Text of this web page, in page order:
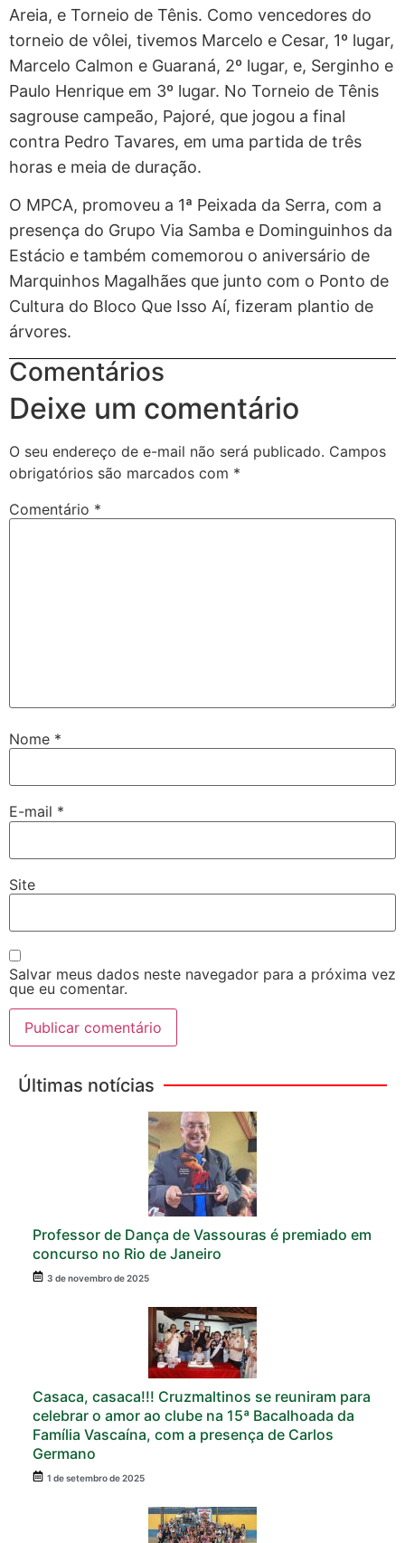
Areia, e Torneio de Tênis. Como vencedores do
torneio de vôlei, tivemos Marcelo e Cesar, 1º lugar,
Marcelo Calmon e Guaraná, 2º lugar, e, Serginho e
Paulo Henrique em 3º lugar. No Torneio de Tênis
sagrouse campeão, Pajoré, que jogou a final
contra Pedro Tavares, em uma partida de três
horas e meia de duração.
O MPCA, promoveu a 1ª Peixada da Serra, com a
presença do Grupo Via Samba e Dominguinhos da
Estácio e também comemorou o aniversário de
Marquinhos Magalhães que junto com o Ponto de
Cultura do Bloco Que Isso Aí, fizeram plantio de
árvores.
Comentários
Deixe um comentário
O seu endereço de e-mail não será publicado. Campos
obrigatórios são marcados com *
Comentário *
Nome *
E-mail *
Site
Salvar meus dados neste navegador para a próxima vez
que eu comentar.
Últimas notícias
Professor de Dança de Vassouras é premiado em
concurso no Rio de Janeiro
3 de novembro de 2025
Casaca, casaca!!! Cruzmaltinos se reuniram para
celebrar o amor ao clube na 15ª Bacalhoada da
Família Vascaína, com a presença de Carlos
Germano
1 de setembro de 2025